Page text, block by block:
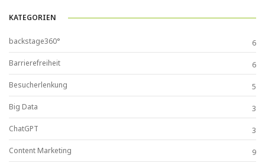
KATEGORIEN
backstage360°
6
Barrierefreiheit
6
Besucherlenkung
5
Big Data
3
ChatGPT
3
Content Marketing
9